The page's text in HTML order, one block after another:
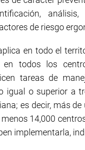
análisis,
de riesgo
en todo el
en todos los
tareas de
igual o superior a
es decir, más de
14,000
implementarla,